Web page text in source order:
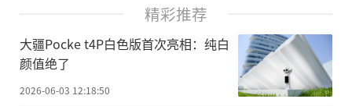
精彩推荐
大疆Pocke t4P白色版首次亮相：纯白
颜值绝了
2026-06-03 12:18:50